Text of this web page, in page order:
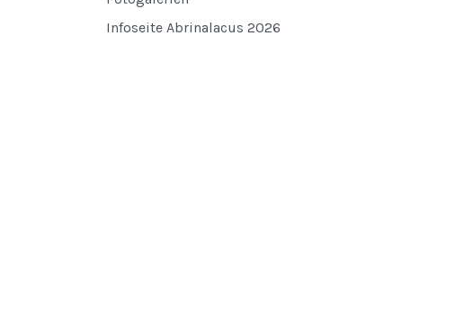
Infoseite Abrinalacus 2026